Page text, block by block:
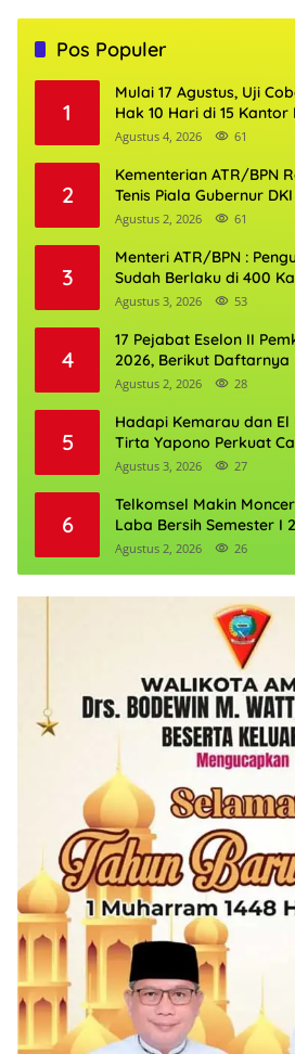
Pos Populer
1
Mulai 17 Agustus, Uji
Hak 10 Hari di 15
Agustus 4, 2026 61
2
Kementerian ATR/BPN
Tenis Piala Gubernur
Agustus 2, 2026 61
3
Menteri ATR/BPN :
Sudah Berlaku di 400
Agustus 3, 2026 53
4
17 Pejabat Eselon II
2026, Berikut Daftarnya
Agustus 2, 2026 28
5
Hadapi Kemarau dan El
Tirta Yapono Perkuat
Agustus 3, 2026 27
6
Telkomsel Makin
Laba Bersih Semester I
Triliun
Agustus 2, 2026 26